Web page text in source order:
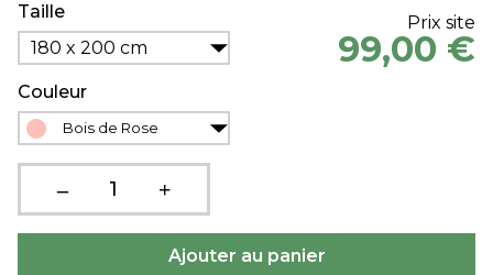
Taille
180 x 200 cm
Couleur
Bois de Rose
Prix site
99,00 €